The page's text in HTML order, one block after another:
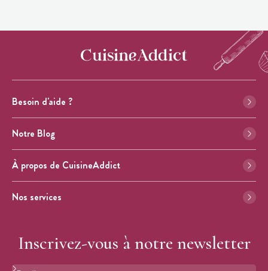
Besoin d'aide ?
Notre Blog
À propos de CuisineAddict
Nos services
Inscrivez-vous à notre newsletter